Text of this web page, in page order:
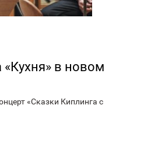
«Кухня» в новом
«Сказки Киплинга с